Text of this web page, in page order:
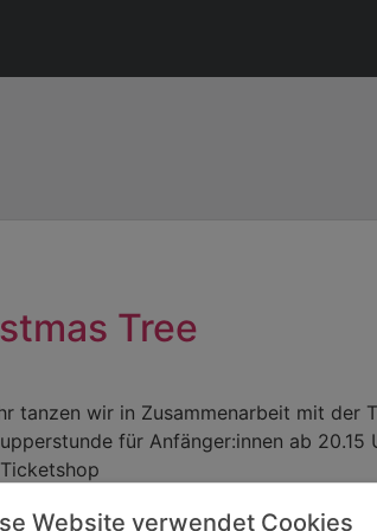
Tree
tanzen wir in Zusammenarbeit mit der
für Anfänger:innen ab
Website verwendet Cookies